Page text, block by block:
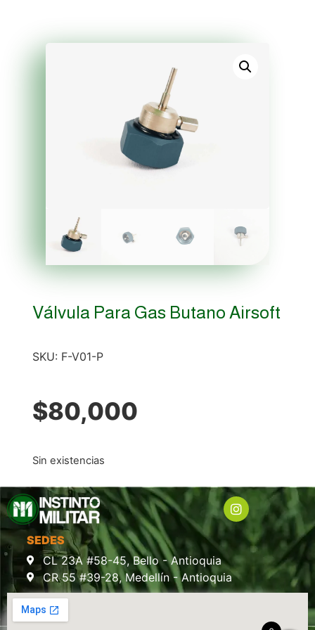
Válvula Para Gas Butano Airsoft
SKU: F-V01-P
$80,000
Sin existencias
SEDES
CL 23A #58-45, Bello - Antioquia
CR 55 #39-28, Medellín - Antioquia